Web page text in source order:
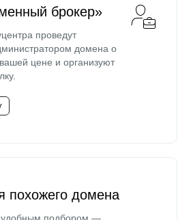
брокер»
проведут
домена о
цене и организуют
похожего домена